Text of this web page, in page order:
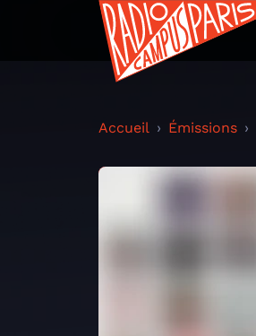
Accueil Émissions